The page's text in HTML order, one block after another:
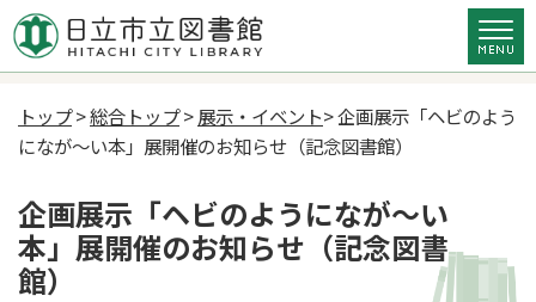
トップ>総合トップ>展示・イベント> 企画展示「ヘビのよう
になが～い本」展開催のお知らせ（記念図書館）
企画展示「ヘビのようになが～い
本」展開催のお知らせ（記念図書
館）